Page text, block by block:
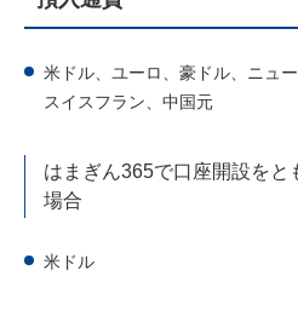
米ドル、ユーロ、豪ドル、ニュ
スイスフラン、中国元
はまぎん365で口座開設をと
場合
米ドル